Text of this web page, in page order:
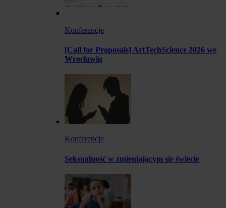
Konferencje
[Call for Proposals] ArtTechScience 2026 we
Wrocławiu
Konferencje
Seksualność w zmieniającym się świecie